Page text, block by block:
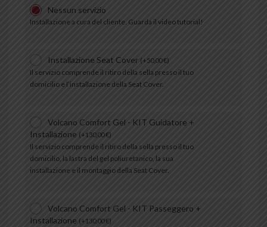
Nessun servizio
Installazione a cura del cliente. Guarda il video tutorial!
Installazione Seat Cover (+50,00€)
Il servizio comprende il ritiro della sella presso il tuo
domicilio e l’installazione della Seat Cover.
Volcano Comfort Gel - KIT Guidatore +
Installazione (+130,00€)
Il servizio comprende il ritiro della sella presso il tuo
domicilio, la lastra del gel poliuretanico, la sua
installazione e il montaggio della Seat Cover.
Volcano Comfort Gel - KIT Passeggero +
Installazione (+130,00€)